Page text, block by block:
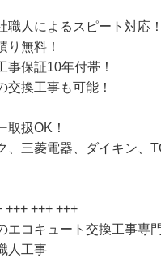
職人によるスピート対応！
り無料！
事保証10年付帯！
交換工事も可能！
取扱OK！
、三菱電器、ダイキン、
+++ +++ +++
エコキュート交換工事専
人工事